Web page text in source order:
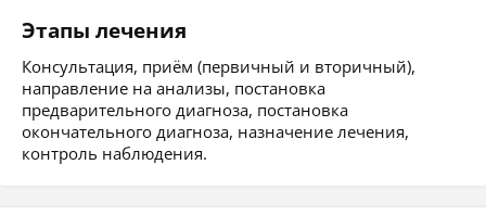
Этапы лечения
Консультация, приём (первичный и вторичный),
направление на анализы, постановка
предварительного диагноза, постановка
окончательного диагноза, назначение лечения,
контроль наблюдения.